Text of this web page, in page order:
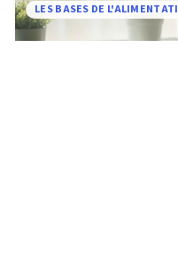
LES BASES DE